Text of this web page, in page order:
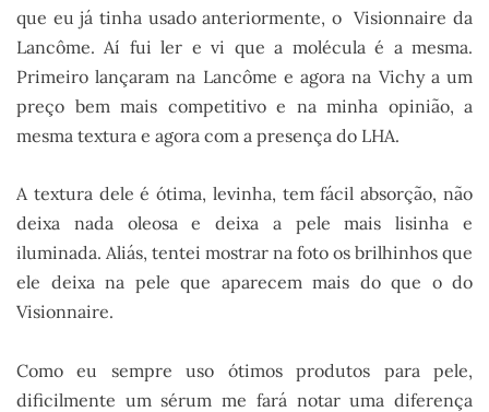
que eu já tinha usado anteriormente, o Visionnaire da
Lancôme. Aí fui ler e vi que a molécula é a mesma.
Primeiro lançaram na Lancôme e agora na Vichy a um
preço bem mais competitivo e na minha opinião, a
mesma textura e agora com a presença do LHA.
A textura dele é ótima, levinha, tem fácil absorção, não
deixa nada oleosa e deixa a pele mais lisinha e
iluminada. Aliás, tentei mostrar na foto os brilhinhos que
ele deixa na pele que aparecem mais do que o do
Visionnaire.
Como eu sempre uso ótimos produtos para pele,
dificilmente um sérum me fará notar uma diferença